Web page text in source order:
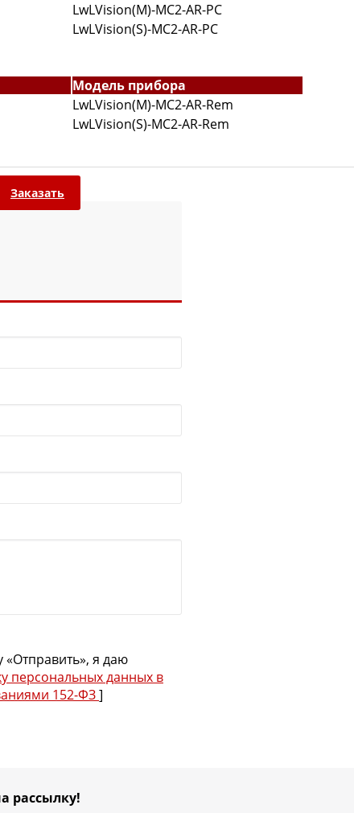
LwLVision(M)-MC2-AR-PC
LwLVision(S)-MC2-AR-PC
Модель прибора
LwLVision(M)-MC2-AR-Rem
LwLVision(S)-MC2-AR-Rem
Заказать
я даю
персональных данных в
152-ФЗ]
рассылку!